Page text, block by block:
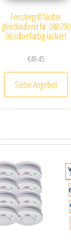
Fenstergriff Notter
gleichlaufend Nr. 080 290
06 silberfarbig lackiert
€49.45
Siehe Angebot